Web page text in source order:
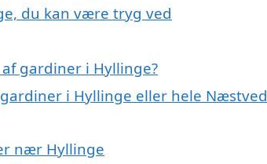
du kan være tryg ved
gardiner i Hyllinge?
i Hyllinge eller hele Næstved
nær Hyllinge